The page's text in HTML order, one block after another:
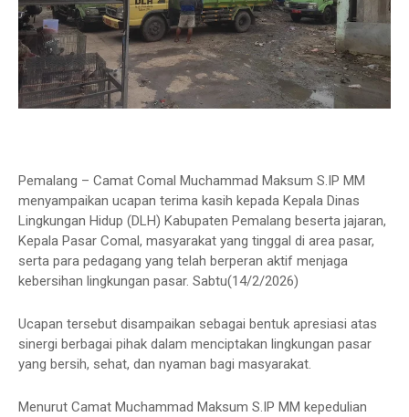
Pemalang – Camat Comal Muchammad Maksum S.IP MM
menyampaikan ucapan terima kasih kepada Kepala Dinas
Lingkungan Hidup (DLH) Kabupaten Pemalang beserta jajaran,
Kepala Pasar Comal, masyarakat yang tinggal di area pasar,
serta para pedagang yang telah berperan aktif menjaga
kebersihan lingkungan pasar. Sabtu(14/2/2026)
Ucapan tersebut disampaikan sebagai bentuk apresiasi atas
sinergi berbagai pihak dalam menciptakan lingkungan pasar
yang bersih, sehat, dan nyaman bagi masyarakat.
Menurut Camat Muchammad Maksum S.IP MM kepedulian